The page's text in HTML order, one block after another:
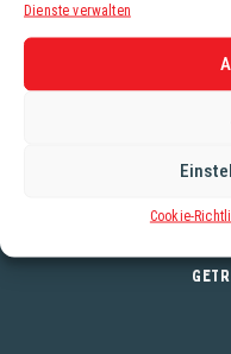
Dienste verwalten
Cookie-
Begleiter für den Sport